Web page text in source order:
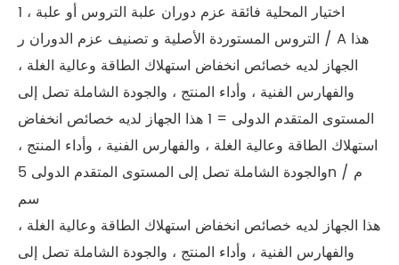
1 ، اختيار المحلية فائقة عزم دوران علبة التروس أو علبة
التروس المستوردة الأصلية و تصنيف عزم الدوران ر / A هذا
الجهاز لديه خصائص انخفاض استهلاك الطاقة وعالية الغلة ،
والفهارس الفنية ، وأداء المنتج ، والجودة الشاملة تصل إلى
المستوى المتقدم الدولى = 1 هذا الجهاز لديه خصائص انخفاض
استهلاك الطاقة وعالية الغلة ، والفهارس الفنية ، وأداء المنتج ،
والجودة الشاملة تصل إلى المستوى المتقدم الدولى 5n م /
سم
هذا الجهاز لديه خصائص انخفاض استهلاك الطاقة وعالية الغلة ،
والفهارس الفنية ، وأداء المنتج ، والجودة الشاملة تصل إلى